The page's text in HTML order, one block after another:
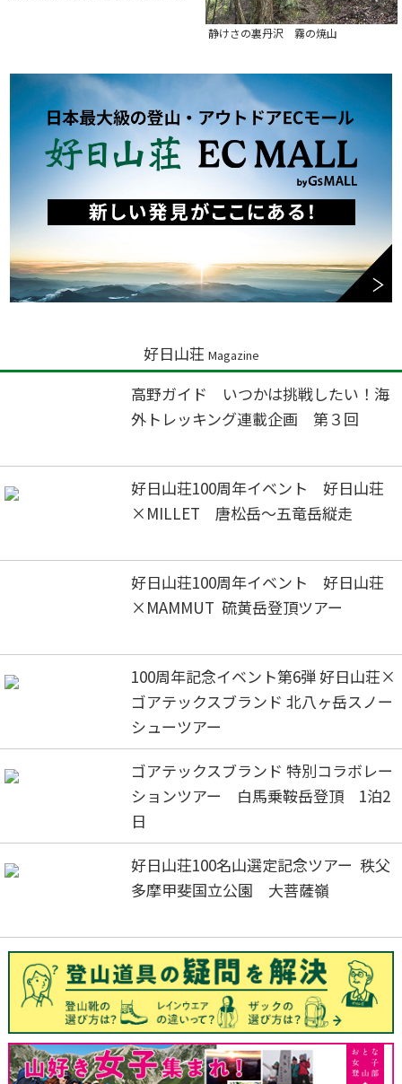
静けさの裏丹沢 霧の焼山
好日山荘 Magazine
高野ガイド いつかは挑戦したい！海
外トレッキング連載企画 第３回
好日山荘100周年イベント 好日山荘
×MILLET 唐松岳～五竜岳縦走
好日山荘100周年イベント 好日山荘
×MAMMUT 硫黄岳登頂ツアー
100周年記念イベント第6弾 好日山荘×
ゴアテックスブランド 北八ヶ岳スノー
シューツアー
ゴアテックスブランド 特別コラボレー
ションツアー 白馬乗鞍岳登頂 1泊2
日
好日山荘100名山選定記念ツアー 秩父
多摩甲斐国立公園 大菩薩嶺